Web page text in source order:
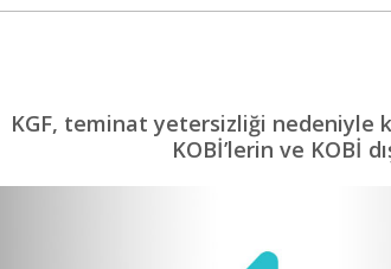
KGF, teminat yetersizliği nedeniyle
KOBİ’lerin ve KOBİ